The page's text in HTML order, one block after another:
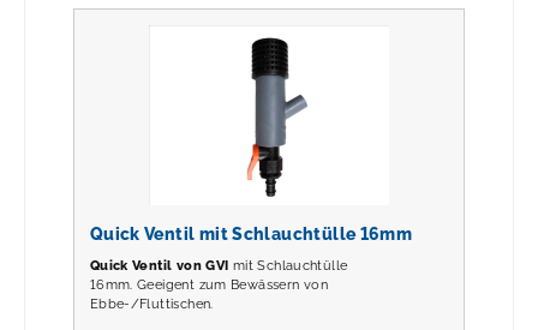
Quick Ventil mit Schlauchtülle 16mm
Quick Ventil von GVI mit Schlauchtülle
16mm. Geeigent zum Bewässern von
Ebbe-/Fluttischen.